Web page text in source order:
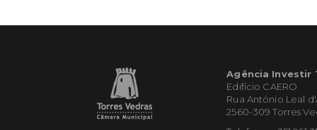
Agência Investir
Edifício CAERO
Rua António Leal
2560-309 Torres